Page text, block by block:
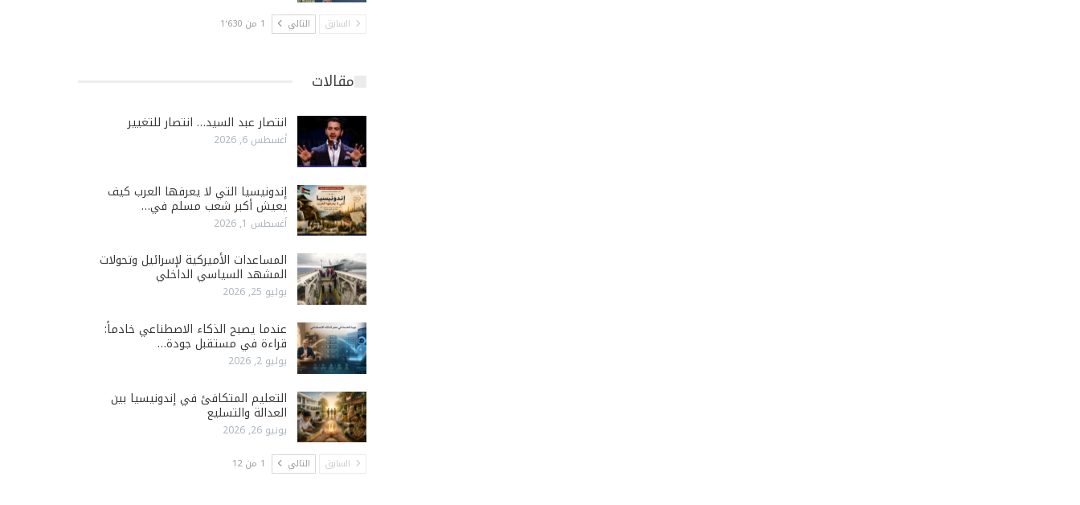
السابق التالي 1 من 1٬630
مقالات
انتصار عبد السيد… انتصار للتغيير
أغسطس 6, 2026
إندونيسيا التي لا يعرفها العرب كيف
يعيش أكبر شعب مسلم في…
أغسطس 1, 2026
المساعدات الأميركية لإسرائيل وتحولات
المشهد السياسي الداخلي
يوليو 25, 2026
عندما يصبح الذكاء الاصطناعي خادماً:
قراءة في مستقبل جودة…
يوليو 2, 2026
التعليم المتكافئ في إندونيسيا بين
العدالة والتسليع
يونيو 26, 2026
السابق التالي 1 من 12